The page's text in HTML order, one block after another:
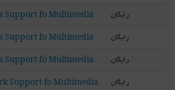
Support fo Multimedia
رایگان
Support fo Multimedia
رایگان
Support fo Multimedia
رایگان
Support fo Multimedia
رایگان